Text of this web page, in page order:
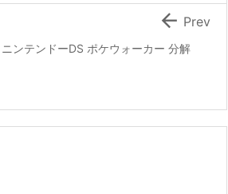
ンテンドーDS ポケウォーカー 分解
 Prev